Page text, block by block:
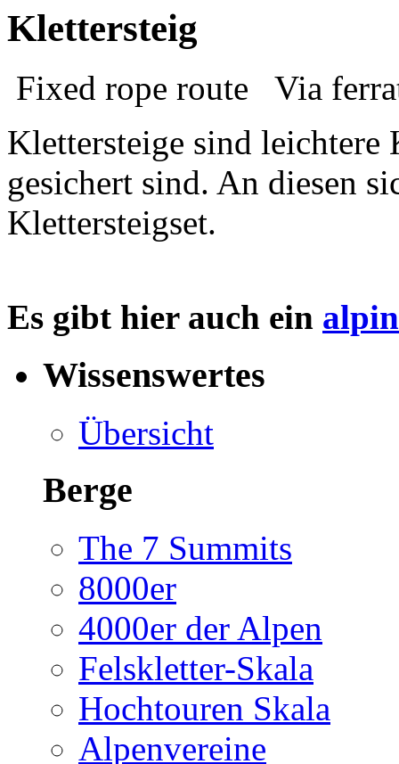
Klettersteig
Fixed rope route
Via
Klettersteige sind
gesichert sind. An diesen
Klettersteigset.
Es gibt hier auch ein
Wissenswertes
Übersicht
Berge
The 7 Summits
8000er
4000er der Alpen
Felskletter-Skala
Hochtouren Skala
Alpenvereine